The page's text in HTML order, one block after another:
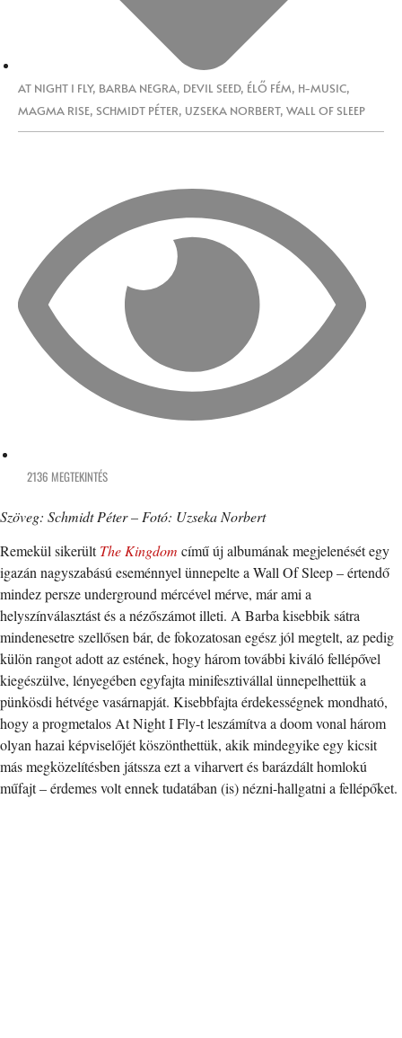
AT NIGHT I FLY, BARBA NEGRA, DEVIL SEED, ÉLŐ FÉM, H-MUSIC,
MAGMA RISE, SCHMIDT PÉTER, UZSEKA NORBERT, WALL OF SLEEP
2136 MEGTEKINTÉS
Szöveg: Schmidt Péter – Fotó: Uzseka Norbert
Remekül sikerültThe Kingdom című új albumának megjelenését egy
igazán nagyszabású eseménnyel ünnepelte a Wall Of Sleep – értendő
mindez persze underground mércével mérve, már ami a
helyszínválasztást és a nézőszámot illeti. A Barba kisebbik sátra
mindenesetre szellősen bár, de fokozatosan egész jól megtelt, az pedig
külön rangot adott az estének, hogy három további kiváló fellépővel
kiegészülve, lényegében egyfajta minifesztivállal ünnepelhettük a
pünkösdi hétvége vasárnapját. Kisebbfajta érdekességnek mondható,
hogy a progmetalos At Night I Fly-t leszámítva a doom vonal három
olyan hazai képviselőjét köszönthettük, akik mindegyike egy kicsit
más megközelítésben játssza ezt a viharvert és barázdált homlokú
műfajt – érdemes volt ennek tudatában (is) nézni-hallgatni a fellépőket.